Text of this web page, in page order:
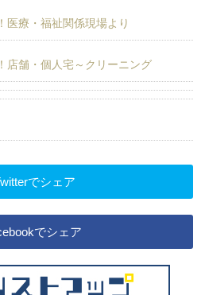
療・福祉関係現場より
舗・個人宅～クリーニング
でシェア
でシェア